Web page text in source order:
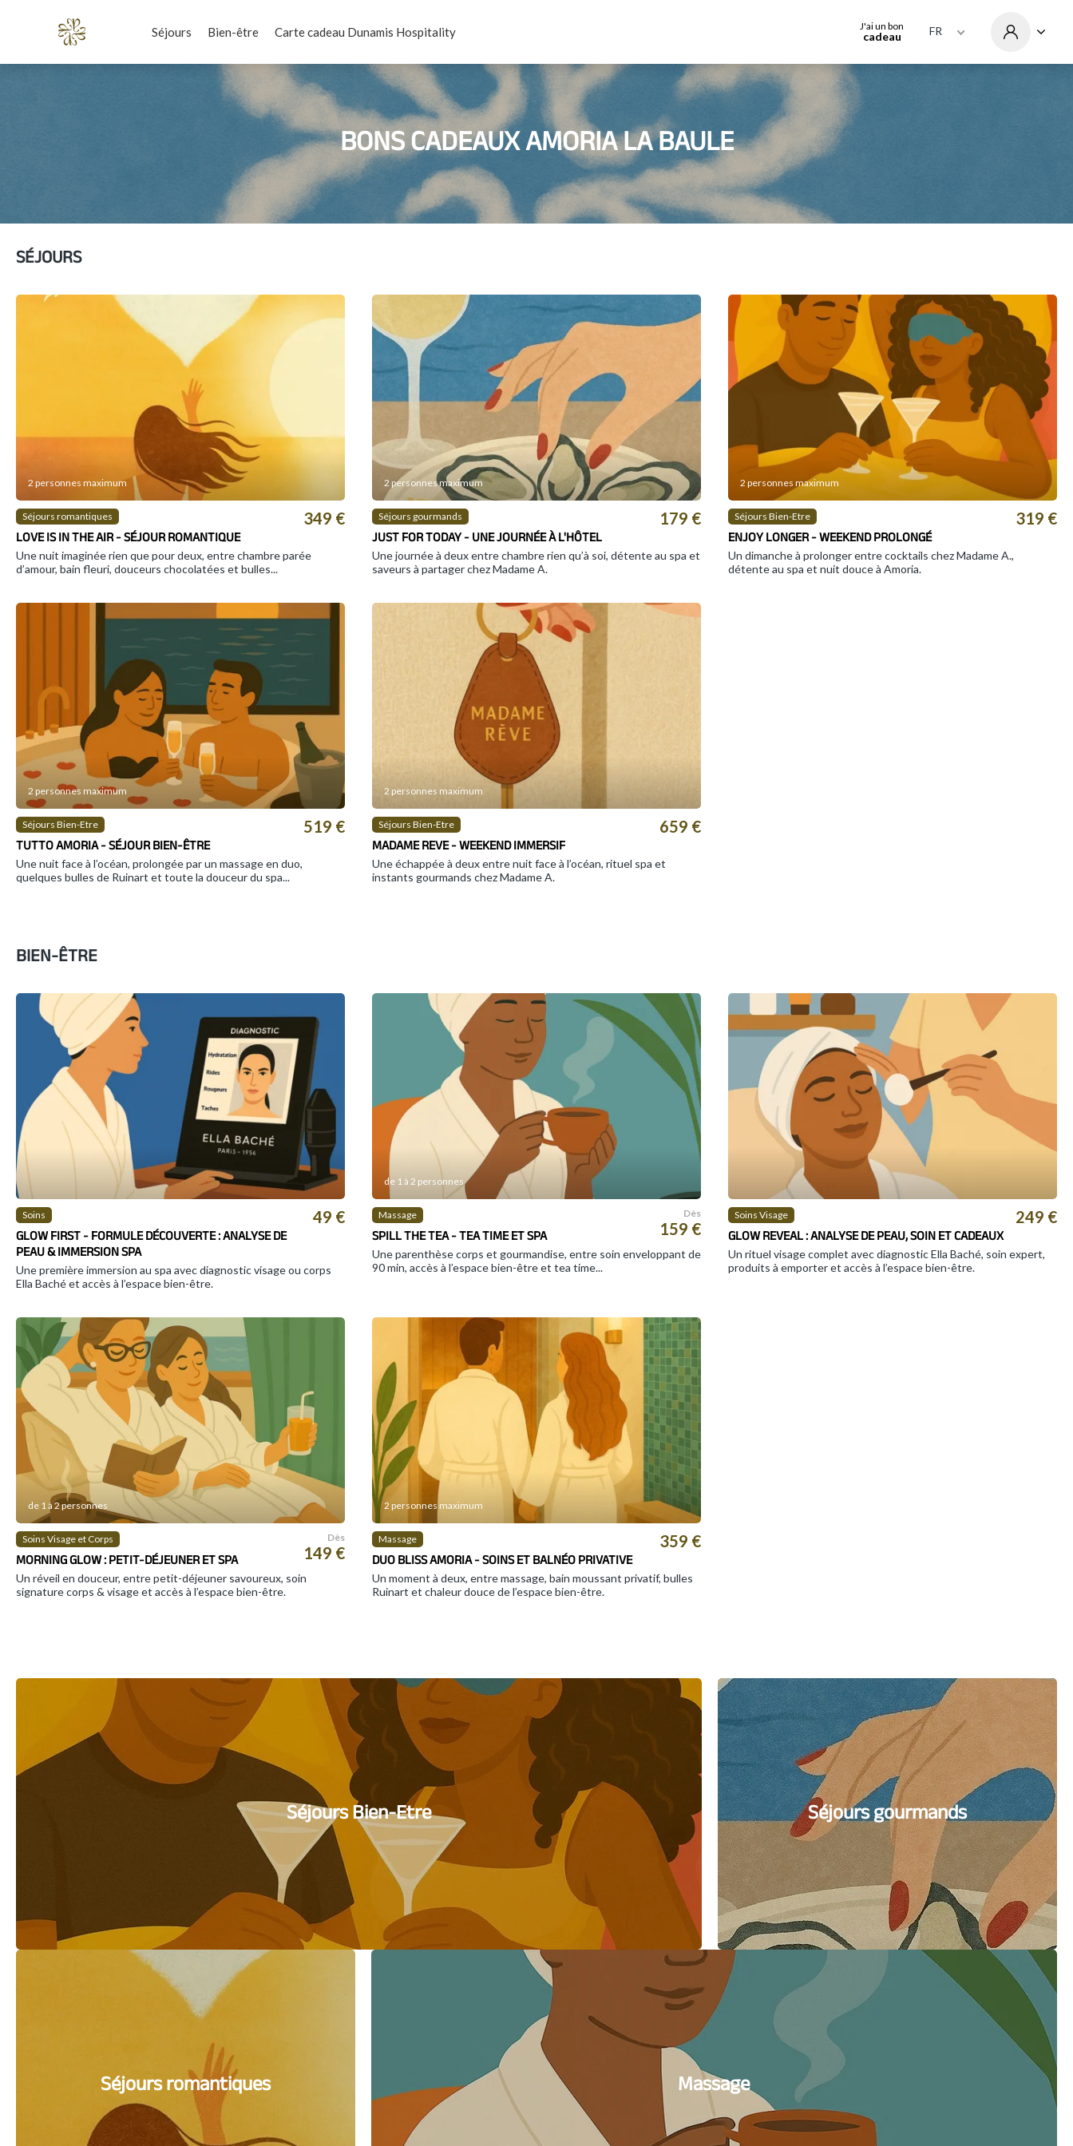
Séjours Bien-être Carte cadeau Dunamis Hospitality J'ai un bon
cadeau FR
BONS CADEAUX AMORIA LA BAULE
SÉJOURS
2 personnes maximum
Séjours romantiques
LOVE IS IN THE AIR - SÉJOUR ROMANTIQUE
349 €
Une nuit imaginée rien que pour deux, entre chambre parée
d’amour, bain fleuri, douceurs chocolatées et bulles...
2 personnes maximum
Séjours gourmands
JUST FOR TODAY - UNE JOURNÉE À L'HÔTEL
179 €
Une journée à deux entre chambre rien qu’à soi, détente au spa et
saveurs à partager chez Madame A.
2 personnes maximum
Séjours Bien-Etre
ENJOY LONGER - WEEKEND PROLONGÉ
319 €
Un dimanche à prolonger entre cocktails chez Madame A.,
détente au spa et nuit douce à Amoria.
2 personnes maximum
Séjours Bien-Etre
TUTTO AMORIA - SÉJOUR BIEN-ÊTRE
519 €
Une nuit face à l’océan, prolongée par un massage en duo,
quelques bulles de Ruinart et toute la douceur du spa...
2 personnes maximum
Séjours Bien-Etre
MADAME REVE - WEEKEND IMMERSIF
659 €
Une échappée à deux entre nuit face à l’océan, rituel spa et
instants gourmands chez Madame A.
BIEN-ÊTRE
Soins
GLOW FIRST - FORMULE DÉCOUVERTE : ANALYSE DE
PEAU & IMMERSION SPA
49 €
Une première immersion au spa avec diagnostic visage ou corps
Ella Baché et accès à l’espace bien-être.
de 1 à 2 personnes
Massage
SPILL THE TEA - TEA TIME ET SPA
Dès
159 €
Une parenthèse corps et gourmandise, entre soin enveloppant de
90 min, accès à l’espace bien-être et tea time...
Soins Visage
GLOW REVEAL : ANALYSE DE PEAU, SOIN ET CADEAUX
249 €
Un rituel visage complet avec diagnostic Ella Baché, soin expert,
produits à emporter et accès à l’espace bien-être.
de 1 à 2 personnes
Soins Visage et Corps
MORNING GLOW : PETIT-DÉJEUNER ET SPA
Dès
149 €
Un réveil en douceur, entre petit-déjeuner savoureux, soin
signature corps & visage et accès à l’espace bien-être.
2 personnes maximum
Massage
DUO BLISS AMORIA - SOINS ET BALNÉO PRIVATIVE
359 €
Un moment à deux, entre massage, bain moussant privatif, bulles
Ruinart et chaleur douce de l’espace bien-être.
Séjours Bien-Etre Séjours gourmands
Séjours romantiques Massage